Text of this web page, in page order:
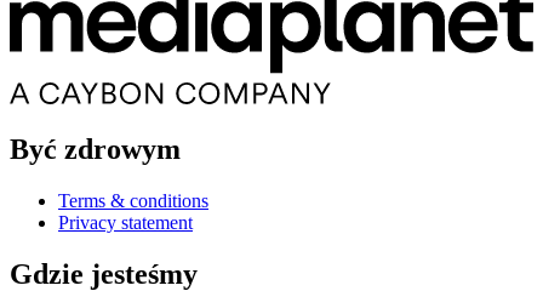
Być zdrowym
Terms & conditions
Privacy statement
Gdzie jesteśmy